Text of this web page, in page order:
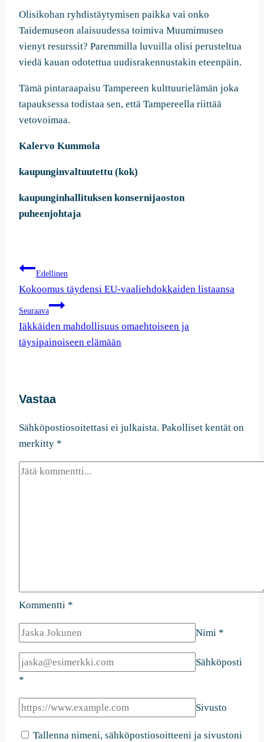
Olisikohan ryhdistäytymisen paikka vai onko
Taidemuseon alaisuudessa toimiva Muumimuseo
vienyt resurssit? Paremmilla luvuilla olisi perusteltua
viedä kauan odotettua uudisrakennustakin eteenpäin.
Tämä pintaraapaisu Tampereen kulttuurielämän joka
tapauksessa todistaa sen, että Tampereella riittää
vetovoimaa.
Kalervo Kummola
kaupunginvaltuutettu (kok)
kaupunginhallituksen konsernijaoston
puheenjohtaja
Artikkelien
selaus
Edellinen
Kokoomus täydensi EU-vaaliehdokkaiden listaansa
Seuraava
Iäkkäiden mahdollisuus omaehtoiseen ja
täysipainoiseen elämään
Vastaa
Sähköpostiosoitettasi ei julkaista. Pakolliset kentät on
merkitty *
Kommentti *
Nimi *
Sähköposti
*
Sivusto
Tallenna nimeni, sähköpostiosoitteeni ja sivustoni